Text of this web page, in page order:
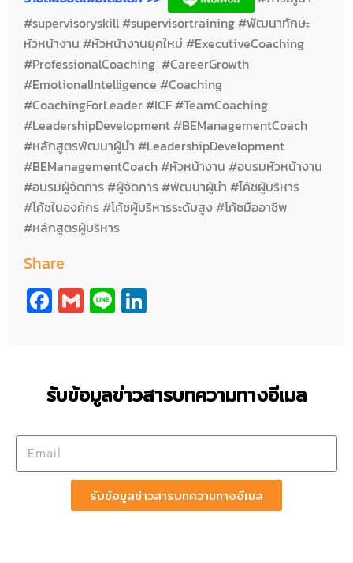
#supervisoryskill #supervisortraining #พัฒนาทักษะ
หัวหน้างาน #หัวหน้างานยุคใหม่ #ExecutiveCoaching
#ProfessionalCoaching #CareerGrowth
#EmotionalIntelligence #Coaching
#CoachingForLeader #ICF #TeamCoaching
#LeadershipDevelopment #BEManagementCoach
#หลักสูตรพัฒนาผู้นำ #LeadershipDevelopment
#BEManagementCoach #หัวหน้างาน #อบรมหัวหน้างาน
#อบรมผู้จัดการ #ผู้จัดการ #พัฒนาผู้นำ #โค้ชผู้บริหาร
#โค้ชในองค์กร #โค้ชผู้บริหารระดับสูง #โค้ชมืออาชีพ
#หลักสูตรผู้บริหาร
Share
Facebook
Gmail
Line
รับข้อมูลข่าวสารบทความทางอีเมล
รับข้อมูลข่าวสารบทความทางอีเมล